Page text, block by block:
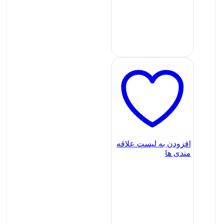
افزودن به لیست علاقه
مندی ها